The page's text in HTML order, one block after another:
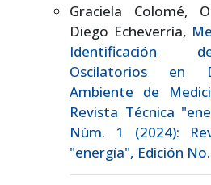
Graciela Colomé,
Diego Echeverría,
Identificación
Oscilatorios en
Ambiente de
Revista Técnica
Núm. 1 (2024):
"energía", Edición No.